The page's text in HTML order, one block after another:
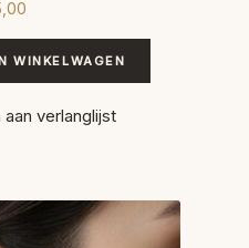
WINKELWAGEN
verlanglijst